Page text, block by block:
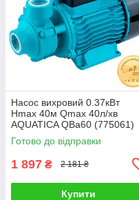
Насос вихровий 0.37кВт
Hmax 40м Qmax 40л/хв
AQUATICA QBa60 (775061)
Готово до відправки
1 897 ₴ 2 181 ₴
Купити